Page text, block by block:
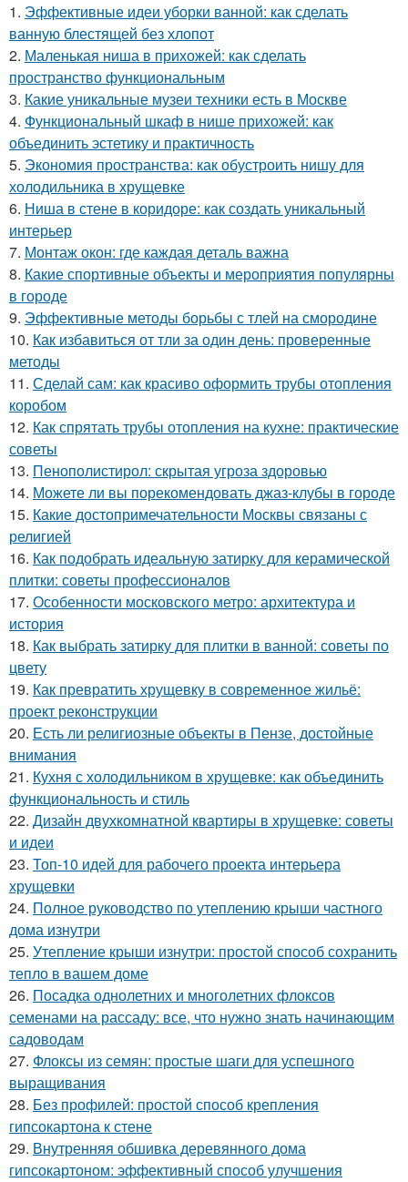
1. Эффективные идеи уборки ванной: как сделать
ванную блестящей без хлопот
2. Маленькая ниша в прихожей: как сделать
пространство функциональным
3. Какие уникальные музеи техники есть в Москве
4. Функциональный шкаф в нише прихожей: как
объединить эстетику и практичность
5. Экономия пространства: как обустроить нишу для
холодильника в хрущевке
6. Ниша в стене в коридоре: как создать уникальный
интерьер
7. Монтаж окон: где каждая деталь важна
8. Какие спортивные объекты и мероприятия популярны
в городе
9. Эффективные методы борьбы с тлей на смородине
10. Как избавиться от тли за один день: проверенные
методы
11. Сделай сам: как красиво оформить трубы отопления
коробом
12. Как спрятать трубы отопления на кухне: практические
советы
13. Пенополистирол: скрытая угроза здоровью
14. Можете ли вы порекомендовать джаз-клубы в городе
15. Какие достопримечательности Москвы связаны с
религией
16. Как подобрать идеальную затирку для керамической
плитки: советы профессионалов
17. Особенности московского метро: архитектура и
история
18. Как выбрать затирку для плитки в ванной: советы по
цвету
19. Как превратить хрущевку в современное жильё:
проект реконструкции
20. Есть ли религиозные объекты в Пензе, достойные
внимания
21. Кухня с холодильником в хрущевке: как объединить
функциональность и стиль
22. Дизайн двухкомнатной квартиры в хрущевке: советы
и идеи
23. Топ-10 идей для рабочего проекта интерьера
хрущевки
24. Полное руководство по утеплению крыши частного
дома изнутри
25. Утепление крыши изнутри: простой способ сохранить
тепло в вашем доме
26. Посадка однолетних и многолетних флоксов
семенами на рассаду: все, что нужно знать начинающим
садоводам
27. Флоксы из семян: простые шаги для успешного
выращивания
28. Без профилей: простой способ крепления
гипсокартона к стене
29. Внутренняя обшивка деревянного дома
гипсокартоном: эффективный способ улучшения